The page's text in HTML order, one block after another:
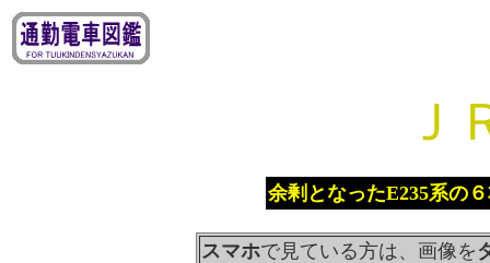
Ｊ
余剰となったE235系の
スマホで見ている方は、画像を